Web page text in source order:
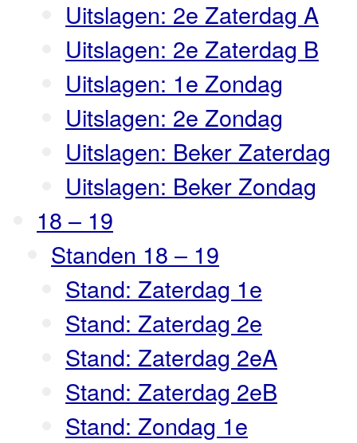
Uitslagen: 2e Zaterdag A
Uitslagen: 2e Zaterdag B
Uitslagen: 1e Zondag
Uitslagen: 2e Zondag
Uitslagen: Beker Zaterdag
Uitslagen: Beker Zondag
18 – 19
Standen 18 – 19
Stand: Zaterdag 1e
Stand: Zaterdag 2e
Stand: Zaterdag 2eA
Stand: Zaterdag 2eB
Stand: Zondag 1e